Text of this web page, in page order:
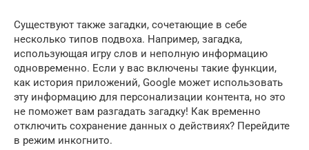
Существуют также загадки, сочетающие в себе
несколько типов подвоха. Например, загадка,
использующая игру слов и неполную информацию
одновременно. Если у вас включены такие функции,
как история приложений, Google может использовать
эту информацию для персонализации контента, но это
не поможет вам разгадать загадку! Как временно
отключить сохранение данных о действиях? Перейдите
в режим инкогнито.